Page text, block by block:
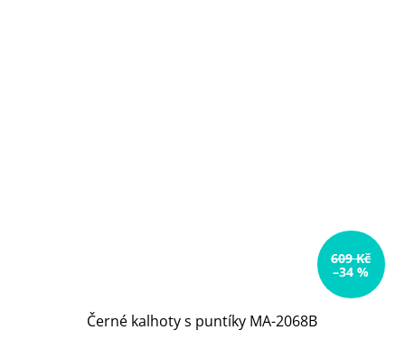
609 Kč
–34 %
Černé kalhoty s puntíky MA-2068B